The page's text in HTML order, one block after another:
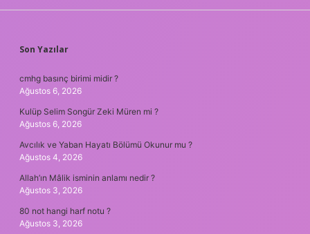
SIDEBAR
Son Yazılar
cmhg basınç birimi midir ?
Ağustos 6, 2026
Kulüp Selim Songür Zeki Müren mi ?
Ağustos 6, 2026
Avcılık ve Yaban Hayatı Bölümü Okunur mu ?
Ağustos 4, 2026
Allah’ın Mâlik isminin anlamı nedir ?
Ağustos 3, 2026
80 not hangi harf notu ?
Ağustos 3, 2026